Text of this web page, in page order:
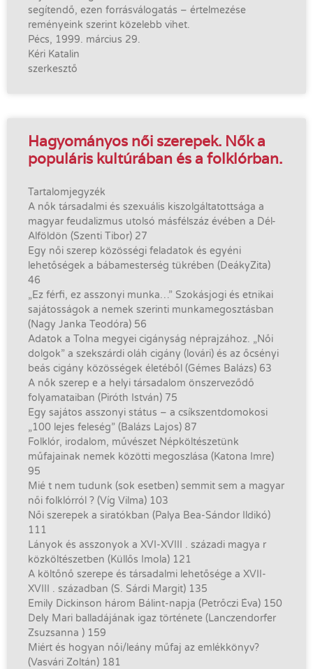
segítendő, ezen forrásválogatás – értelmezése
reményeink szerint közelebb vihet.
Pécs, 1999. március 29.
Kéri Katalin
szerkesztő
Hagyományos női szerepek. Nők a
populáris kultúrában és a folklórban.
Tartalomjegyzék
A nők társadalmi és szexuális kiszolgáltatottsága a
magyar feudalizmus utolsó másfélszáz évében a Dél-
Alföldön (Szenti Tibor) 27
Egy női szerep közösségi feladatok és egyéni
lehetőségek a bábamesterség tükrében (DeákyZita)
46
„Ez férfi, ez asszonyi munka…” Szokásjogi és etnikai
sajátosságok a nemek szerinti munkamegosztásban
(Nagy Janka Teodóra) 56
Adatok a Tolna megyei cigányság néprajzához. „Női
dolgok” a szekszárdi oláh cigány (lovári) és az őcsényi
beás cigány közösségek életéből (Gémes Balázs) 63
A nők szerep e a helyi társadalom önszerveződő
folyamataiban (Piróth István) 75
Egy sajátos asszonyi státus – a csíkszentdomokosi
„100 lejes feleség” (Balázs Lajos) 87
Folklór, irodalom, művészet Népköltészetünk
műfajainak nemek közötti megoszlása (Katona Imre)
95
Mié t nem tudunk (sok esetben) semmit sem a magyar
női folklórról ? (Víg Vilma) 103
Női szerepek a siratókban (Palya Bea-Sándor Ildikó)
111
Lányok és asszonyok a XVI-XVIII . századi magya r
közköltészetben (Küllős Imola) 121
A költőnő szerepe és társadalmi lehetősége a XVII-
XVIII . században (S. Sárdi Margit) 135
Emily Dickinson három Bálint-napja (Petrőczi Éva) 150
Dely Mari balladájának igaz története (Lanczendorfer
Zsuzsanna ) 159
Miért és hogyan női/leány műfaj az emlékkönyv?
(Vasvári Zoltán) 181